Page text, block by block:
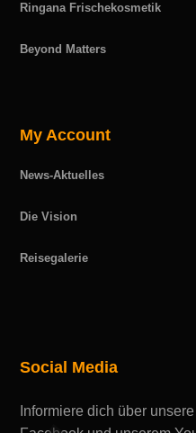
Ringana Frischekosmetik
Beyond Matters
My Account
News-Aktuelles
Die Vision
Reisegalerie
Social Media
Informiere dich über